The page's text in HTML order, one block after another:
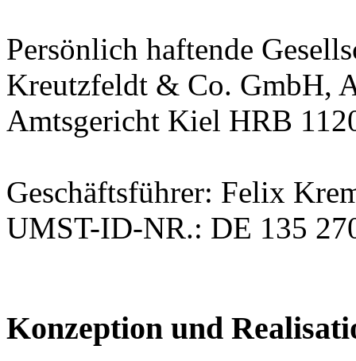
Persönlich haftende
Kreutzfeldt & Co. GmbH,
Amtsgericht Kiel HRB
Geschäftsführer: Felix
UMST-ID-NR.: DE 135
Konzeption und